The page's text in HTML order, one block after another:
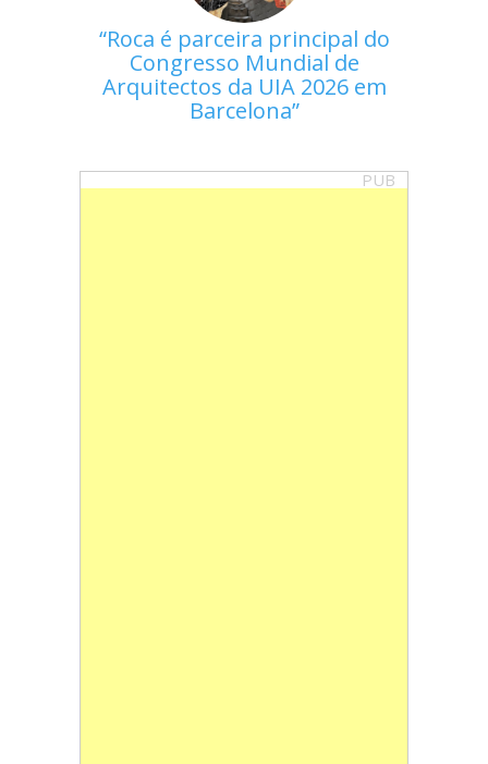
Roca é parceira principal do
Congresso Mundial de
Arquitectos da UIA 2026 em
Barcelona
PUB